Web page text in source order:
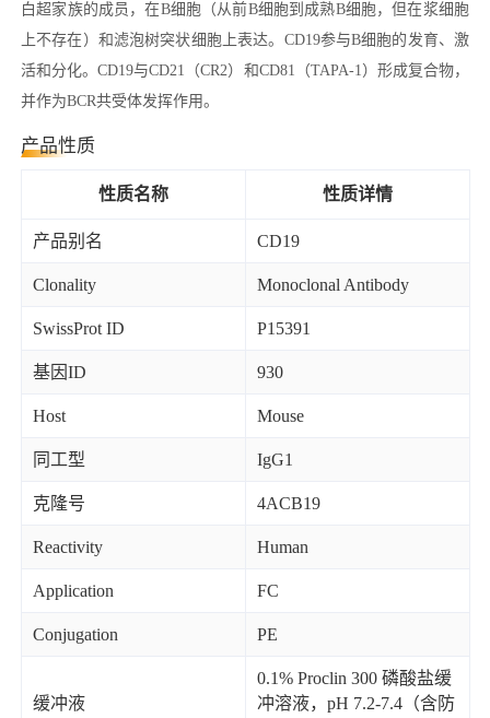
白超家族的成员，在B细胞（从前B细胞到成熟B细胞，但在浆细胞
上不存在）和滤泡树突状细胞上表达。CD19参与B细胞的发育、激
活和分化。CD19与CD21（CR2）和CD81（TAPA-1）形成复合物，
并作为BCR共受体发挥作用。
产品性质
性质名称 性质详情
产品别名 CD19
Clonality Monoclonal Antibody
SwissProt ID P15391
基因ID 930
Host Mouse
同工型 IgG1
克隆号 4ACB19
Reactivity Human
Application FC
Conjugation PE
缓冲液
0.1% Proclin 300 磷酸盐缓
冲溶液，pH 7.2-7.4（含防